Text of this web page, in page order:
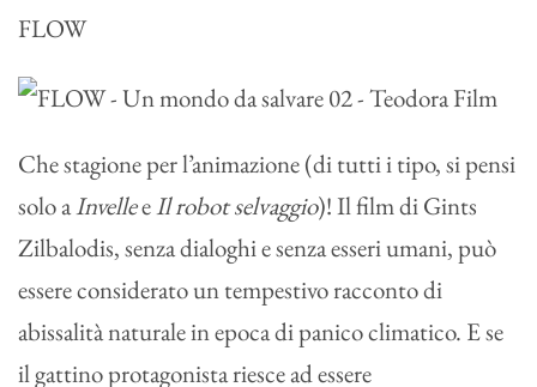
FLOW
Che stagione per l’animazione (di tutti i tipo, si pensi
solo aInvelleeIl robot selvaggio)! Il film di Gints
Zilbalodis, senza dialoghi e senza esseri umani, può
essere considerato un tempestivo racconto di
abissalità naturale in epoca di panico climatico. E se
il gattino protagonista riesce ad essere